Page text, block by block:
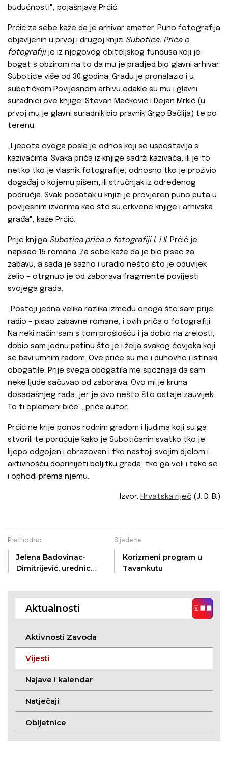
budućnosti", pojašnjava Prćić.
Prćić za sebe kaže da je arhivar amater. Puno fotografija
objavljenih u prvoj i drugoj knjizi Subotica: Priča o
fotografijije iz njegovog obiteljskog fundusa koji je
bogat s obzirom na to da mu je pradjed bio glavni arhivar
Subotice više od 30 godina. Građu je pronalazio i u
subotičkom Povijesnom arhivu odakle su mu i glavni
suradnici ove knjige: Stevan Mačković i Dejan Mrkić (u
prvoj mu je glavni suradnik bio pravnik Grgo Bačlija) te po
terenu.
„Ljepota ovoga posla je odnos koji se uspostavlja s
kazivačima. Svaka priča iz knjige sadrži kazivača, ili je to
netko tko je vlasnik fotografije, odnosno tko je proživio
događaj o kojemu pišem, ili stručnjak iz određenog
područja. Svaki podatak u knjizi je provjeren puno puta u
povijesnim izvorima kao što su crkvene knjige i arhivska
građa", kaže Prćić.
Prije knjiga Subotica priča o fotografiji I. i II. Prćić je
napisao 15 romana. Za sebe kaže da je bio pisac za
zabavu, a sada je sazrio i uradio nešto što je oduvijek
želio – otrgnuo je od zaborava fragmente povijesti
svojega grada.
„Postoji jedna velika razlika između onoga što sam prije
radio – pisao zabavne romane, i ovih priča o fotografiji.
Na neki način sam s tom prošlošću i ja dobio na zrelosti,
dobio sam jednu patinu što je i želja svakog čovjeka koji
se bavi umnim radom. Ove priče su me i duhovno i istinski
obogatile. Prije svega obogatila me spoznaja da sam
neke ljude sačuvao od zaborava. Ovo mi je kruna
dosadašnjeg rada, jer je ovo nešto što ostaje zauvijek.
To ti oplemeni biće", priča autor.
Prćić ne krije ponos rodnim gradom i ljudima koji su ga
stvorili te poručuje kako je Subotičanin svatko tko je
lijepo odgojen i obrazovan i tko nastoji svojim djelom i
aktivnošću doprinijeti boljitku grada, tko ga voli i tako se
i ophodi prema njemu.
Izvor: Hrvatska riječ (J. D. B.)
Prethodno
Jelena Badovinac-
Dimitrijević, urednica
intervju
Sljedeće
Korizmeni program u
Tavankutu
Aktualnosti
Aktivnosti Zavoda
Vijesti
Najave i kalendar
Natječaji
Obljetnice